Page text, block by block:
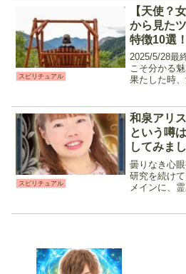
にはツイン
で真摯な対
スピリチュアル
【天使？
から見た
特徴10選！
2025/5/28最
こそ分かる
果たした時
は、その他
からない魅
スピリチュアル
和泉アリ
という噂
してみま
曇りなき心
研究を続け
メインに、